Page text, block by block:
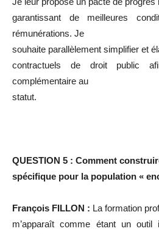
garantissant de meilleures
rémunérations. Je
souhaite parallèlement simplifier et
contractuels de droit public
complémentaire au
statut.
QUESTION 5 : Comment
spécifique pour la population «
François FILLON : La formation
m’apparaît comme étant un outil